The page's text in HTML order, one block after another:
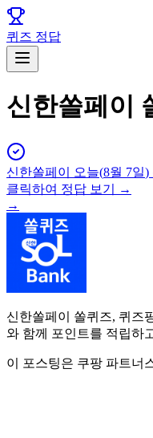
퀴즈 정답
신한쏠페이
신한쏠페이 오늘(8월 7일)
클릭하여 정답 보기 →
→
신한쏠페이 쏠퀴즈, 퀴즈
와 함께 포인트를 적립하
이 포스팅은 쿠팡 파트너